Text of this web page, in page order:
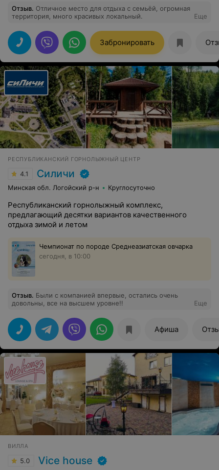
Отзыв. Отличное место для отдыха с семьёй, огромная
территория, много красивых локальный.
Еще
Забронировать
РЕСПУБЛИКАНСКИЙ ГОРНОЛЫЖНЫЙ ЦЕНТР
4.1 Силичи
Минская обл. Логойский р-н Круглосуточно
Республиканский горнолыжный комплекс,
предлагающий десятки вариантов качественного
отдыха зимой и летом
Чемпионат по породе Среднеазиатская овчарка
сегодня, в 10:00
Отзыв. Были с компанией впервые, остались очень
довольны, все на высшем уровне!!
Еще
Афиша
ВИЛЛА
5.0 Vice house